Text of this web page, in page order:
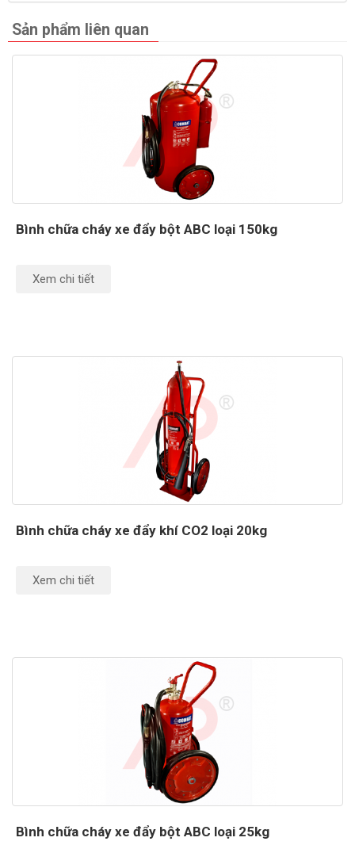
Sản phẩm liên quan
Bình chữa cháy xe đẩy bột ABC loại 150kg
Xem chi tiết
Bình chữa cháy xe đẩy khí CO2 loại 20kg
Xem chi tiết
Bình chữa cháy xe đẩy bột ABC loại 25kg